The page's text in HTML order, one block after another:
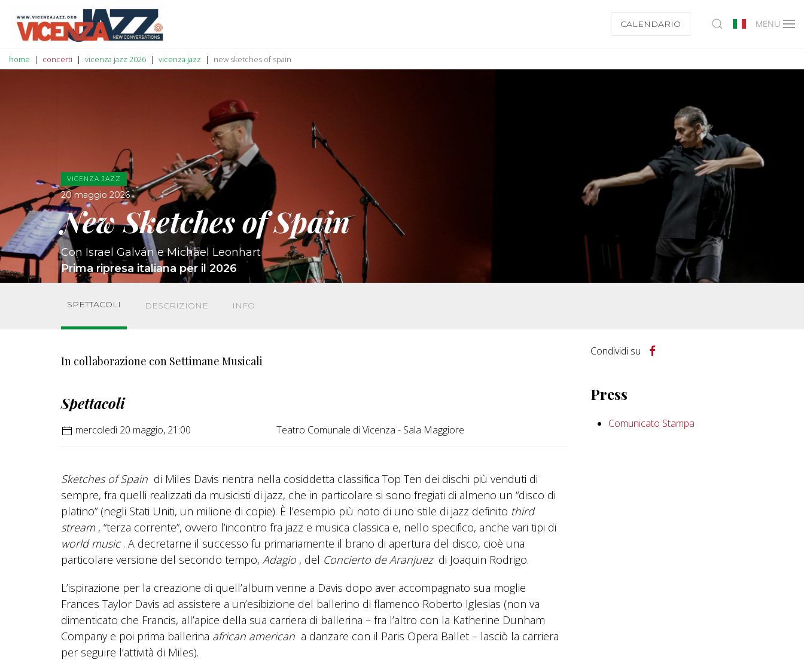
CALENDARIO MENU
home concerti vicenza jazz 2026 vicenza jazz new sketches of spain
VICENZA JAZZ
20 maggio 2026
New Sketches of Spain
Con Israel Galván e Michael Leonhart
Prima ripresa italiana per il 2026
SPETTACOLI DESCRIZIONE INFO
In collaborazione con Settimane Musicali
Spettacoli
mercoledì 20 maggio, 21:00 Teatro Comunale di Vicenza - Sala Maggiore
Sketches of Spain di Miles Davis rientra nella cosiddetta classifica Top Ten dei dischi più venduti di
sempre, fra quelli realizzati da musicisti di jazz, che in particolare si sono fregiati di almeno un “disco di
platino” (negli Stati Uniti, un milione di copie). È l’esempio più noto di uno stile di jazz definito third
stream , “terza corrente”, ovvero l’incontro fra jazz e musica classica e, nello specifico, anche vari tipi di
world music . A decretarne il successo fu primariamente il brano di apertura del disco, cioè una
particolare versione del secondo tempo, Adagio , del Concierto de Aranjuez di Joaquin Rodrigo.
L’ispirazione per la creazione di quell’album venne a Davis dopo aver accompagnato sua moglie
Frances Taylor Davis ad assistere a un’esibizione del ballerino di flamenco Roberto Iglesias (non va
dimenticato che Francis, all’apice della sua carriera di ballerina – fra l’altro con la Katherine Dunham
Company e poi prima ballerina african american a danzare con il Paris Opera Ballet – lasciò la carriera
per seguire l’attività di Miles).
Condividi su
Press
Comunicato Stampa